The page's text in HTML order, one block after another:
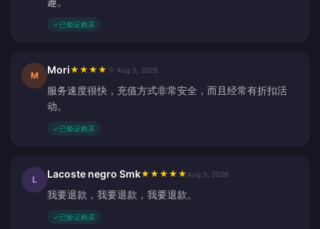
✓已验证购买
M Mori★ ★ ★ ★ Aug 5, 2026
服务速度很快，充值方式非常安全，而且经常有折扣活
动。
✓已验证购买
L Lacoste negro Smk★ ★ ★ ★ ★ Aug 5, 2026
我要退款，我要退款，我要退款。
✓已验证购买